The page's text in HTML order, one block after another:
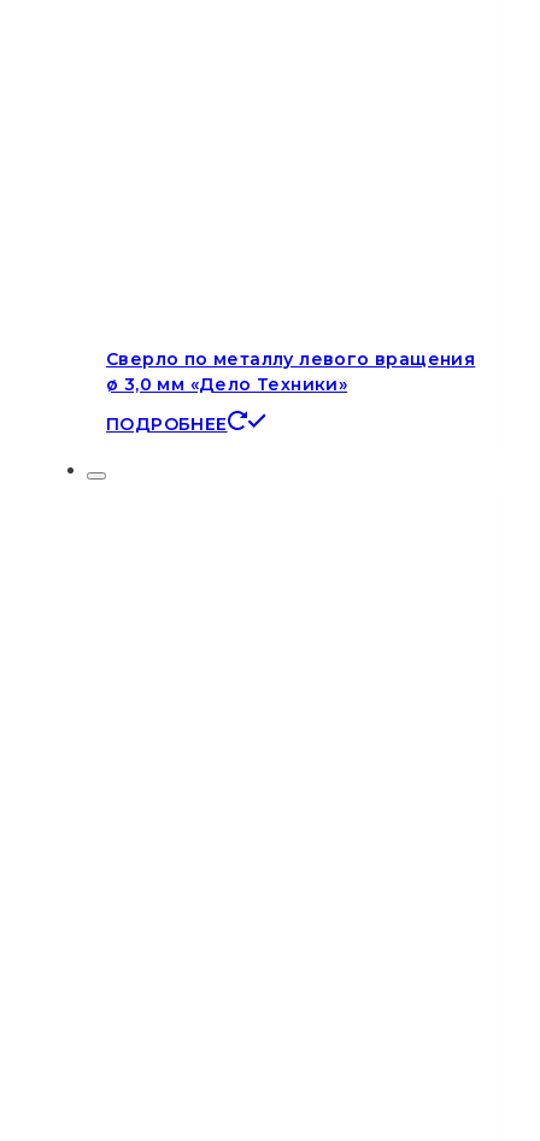
Сверло по металлу левого вращения
ø 3,0 мм «Дело Техники»
ПОДРОБНЕЕ